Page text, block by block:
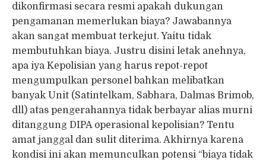
dikonfirmasi secara resmi apakah dukungan
pengamanan memerlukan biaya? Jawabannya
akan sangat membuat terkejut. Yaitu tidak
membutuhkan biaya. Justru disini letak anehnya,
apa iya Kepolisian yang harus repot-repot
mengumpulkan personel bahkan melibatkan
banyak Unit (Satintelkam, Sabhara, Dalmas Brimob,
dll) atas pengerahannya tidak berbayar alias murni
ditanggung DIPA operasional kepolisian? Tentu
amat janggal dan sulit diterima. Akhirnya karena
kondisi ini akan memunculkan potensi “biaya tidak